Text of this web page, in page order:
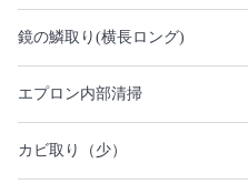
鏡の鱗取り(横長ロング)
エプロン内部清掃
カビ取り（少）